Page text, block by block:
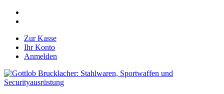
Zur Kasse
Ihr Konto
Anmelden